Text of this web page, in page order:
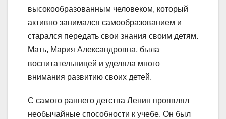
высокообразованным человеком, который
активно занимался самообразованием и
старался передать свои знания своим детям.
Мать, Мария Александровна, была
воспитательницей и уделяла много
внимания развитию своих детей.
С самого раннего детства Ленин проявлял
необычайные способности к учебе. Он был